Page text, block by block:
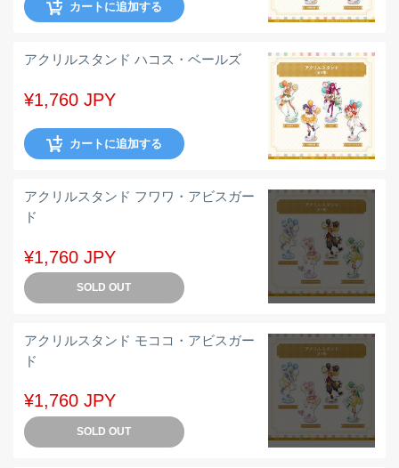
カートに追加する
アクリルスタンド ハコス・ベールズ
¥1,760 JPY
カートに追加する
アクリルスタンド フワワ・アビスガー
ド
¥1,760 JPY
SOLD OUT
アクリルスタンド モココ・アビスガー
ド
¥1,760 JPY
SOLD OUT